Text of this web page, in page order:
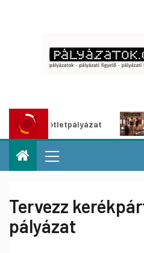
ötletpályázat
Tervezz
pályázat